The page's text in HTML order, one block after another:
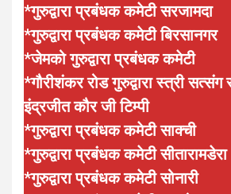
*गुरुद्वारा प्रबंधक कमेटी सरजामदा
*गुरुद्वारा प्रबंधक कमेटी बिरसानगर
*जेमको गुरुद्वारा प्रबंधक कमेटी
*गौरीशंकर रोड गुरुद्वारा स्त्री सत्संग
इंद्रजीत कौर जी टिम्पी
*गुरुद्वारा प्रबंधक कमेटी साक्ची
*गुरुद्वारा प्रबंधक कमेटी सीतारामडेरा
*गुरुद्वारा प्रबंधक कमेटी सोनारी